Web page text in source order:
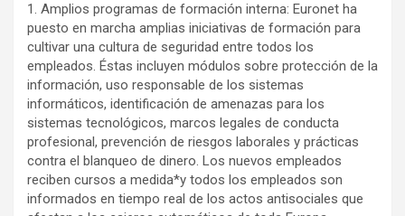
1. Amplios programas de formación interna: Euronet ha
puesto en marcha amplias iniciativas de formación para
cultivar una cultura de seguridad entre todos los
empleados. Éstas incluyen módulos sobre protección de la
información, uso responsable de los sistemas
informáticos, identificación de amenazas para los
sistemas tecnológicos, marcos legales de conducta
profesional, prevención de riesgos laborales y prácticas
contra el blanqueo de dinero. Los nuevos empleados
reciben cursos a medida*y todos los empleados son
informados en tiempo real de los actos antisociales que